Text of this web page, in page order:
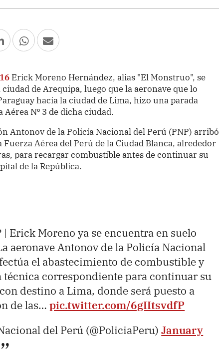
Erick Moreno Hernández, alias "El Monstruo", se
de Arequipa, luego que la aeronave que lo
hacia la ciudad de Lima, hizo una parada
Aérea N⁰ 3 de dicha ciudad.
Antonov de la Policía Nacional del Perú (PNP) arribó
Aérea del Perú de la Ciudad Blanca, alrededor
para recargar combustible antes de continuar su
de la República.
| Erick Moreno ya se encuentra en suelo
aeronave Antonov de la Policía Nacional
el abastecimiento de combustible y
técnica correspondiente para continuar su
destino a Lima, donde será puesto a
de las…pic.twitter.com/6gIItsvdfP
del Perú (@PoliciaPeru)January